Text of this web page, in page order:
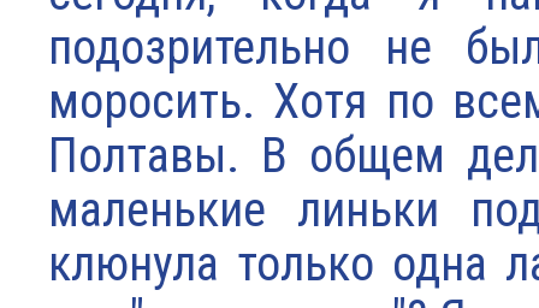
подозрительно не
моросить. Хотя по
Полтавы. В общем
маленькие линьки
клюнула только одна